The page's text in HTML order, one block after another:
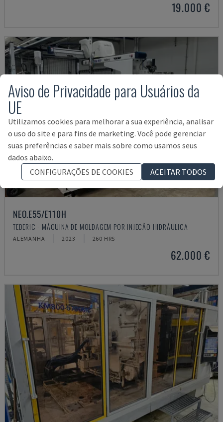
19.000 €
NEO.E55/E110H
TEDERIC - MÁQUINA DE MOLDAGEM POR INJEÇÃO HIDRÁULICA
ALEMANHA 2023 260 HRS
62.000 €
Aviso de Privacidade para Usuários da
UE
Utilizamos cookies para melhorar a sua experiência, analisar
o uso do site e para fins de marketing. Você pode gerenciar
suas preferências e saber mais sobre como usamos seus
dados abaixo.
CONFIGURAÇÕES DE COOKIES
ACEITAR TODOS